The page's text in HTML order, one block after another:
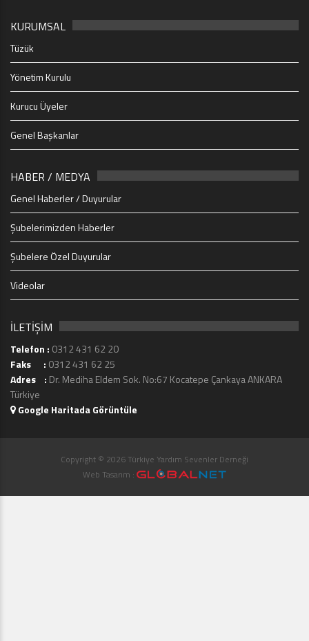
KURUMSAL
Tüzük
Yönetim Kurulu
Kurucu Üyeler
Genel Başkanlar
HABER / MEDYA
Genel Haberler / Duyurular
Şubelerimizden Haberler
Şubelere Özel Duyurular
Videolar
İLETİŞİM
Telefon : 0312 431 62 20
Faks : 0312 431 62 25
Adres : Dr. Mediha Eldem Sok. No:67 Kocatepe Çankaya ANKARA
Türkiye
Google Haritada Görüntüle
Copyright © 2026 Türkiye Yardım Sevenler Derneği
Web Tasarım :